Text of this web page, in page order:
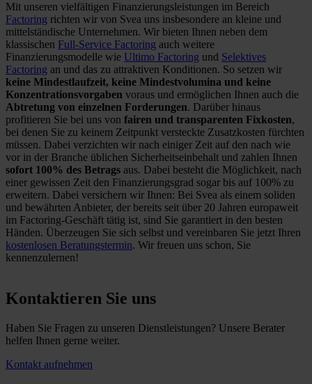
Mit unseren vielfältigen Finanzierungsleistungen im Bereich
Factoring richten wir von Svea uns insbesondere an kleine und
mittelständische Unternehmen. Wir bieten Ihnen neben dem
klassischen Full-Service Factoring auch weitere
Finanzierungsmodelle wie Ultimo Factoring und Selektives
Factoring an und das zu attraktiven Konditionen. So setzen wir
keine Mindestlaufzeit, keine Mindestvolumina und keine
Konzentrationsvorgaben voraus und ermöglichen Ihnen auch die
Abtretung von einzelnen Forderungen. Darüber hinaus
profitieren Sie bei uns von fairen und transparenten Fixkosten,
bei denen Sie zu keinem Zeitpunkt versteckte Zusatzkosten fürchten
müssen. Dabei verzichten wir nach einiger Zeit auf den nach wie
vor in der Branche üblichen Sicherheitseinbehalt und zahlen Ihnen
sofort 100% des Betrags aus. Dabei besteht die Möglichkeit, nach
einer gewissen Zeit den Finanzierungsgrad sogar bis auf 100% zu
erweitern. Dabei versichern wir Ihnen: Bei Svea als einem soliden
und bewährten Anbieter, der bereits seit über 20 Jahren europaweit
im Factoring-Geschäft tätig ist, sind Sie garantiert in den besten
Händen. Überzeugen Sie sich selbst und vereinbaren Sie jetzt Ihren
kostenlosen Beratungstermin. Wir freuen uns schon, Sie
kennenzulernen!
Kontaktieren Sie uns
Haben Sie Fragen zu unseren Dienstleistungen? Unsere Berater
helfen Ihnen gerne weiter.
Kontakt aufnehmen